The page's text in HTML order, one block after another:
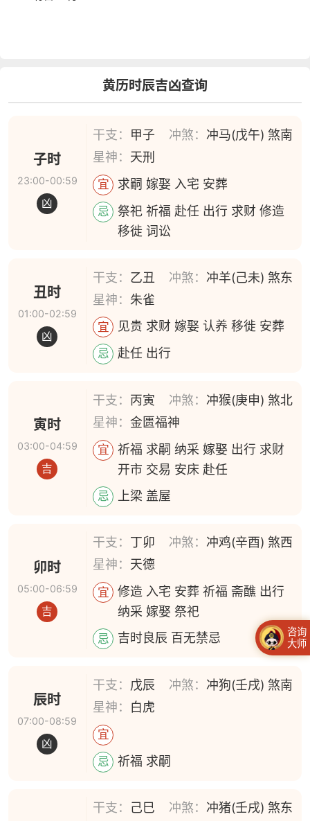
黄历时辰吉凶查询
子时
23:00-00:59
凶
干支： 甲子 冲煞： 冲马(戊午) 煞南
星神： 天刑
宜 求嗣 嫁娶 入宅 安葬
忌
祭祀 祈福 赴任 出行 求财 修造
移徙 词讼
丑时
01:00-02:59
凶
干支： 乙丑 冲煞： 冲羊(己未) 煞东
星神： 朱雀
宜 见贵 求财 嫁娶 认养 移徙 安葬
忌 赴任 出行
寅时
03:00-04:59
吉
干支： 丙寅 冲煞： 冲猴(庚申) 煞北
星神：金匮福神
宜
祈福 求嗣 纳采 嫁娶 出行 求财
开市 交易 安床 赴任
忌 上梁 盖屋
卯时
05:00-06:59
吉
干支： 丁卯 冲煞： 冲鸡(辛酉) 煞西
星神： 天德
宜
修造 入宅 安葬 祈福 斋醮 出行
纳采 嫁娶 祭祀
忌 吉时良辰 百无禁忌
辰时
07:00-08:59
凶
干支： 戊辰 冲煞： 冲狗(壬戌) 煞南
星神： 白虎
宜
忌
祈福 求嗣
干支： 己巳 冲煞： 冲猪(壬戌) 煞东
咨询
大师